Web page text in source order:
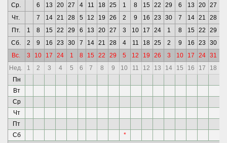
Ср.
6 13 20 27 4 11 18 25 1 8 15 22 29 6 13 20 27
Чт.
7 14 21 28 5 12 19 26 2 9 16 23 30 7 14 21 28
Пт.
1 8 15 22 29 6 13 20 27 3 10 17 24 1 8 15 22 29
Сб.
2 9 16 23 30 7 14 21 28 4 11 18 25 2 9 16 23 30
Вс.
3 10 17 24 1 8 15 22 29 5 12 19 26 3 10 17 24 31
Нед.
1 2 3 4 5 6 7 8 9 10 11 12 13 14 15 16 17 18
Пн
Вт
Ср
Чт
Пт
Сб
*